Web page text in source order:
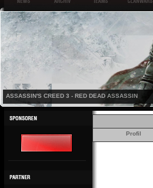
ASSASSIN'S CREED 3 - RED DEAD ASSASSIN
Profil